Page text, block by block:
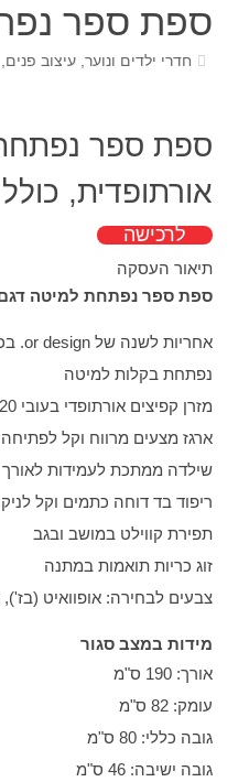
ספת ספר
חדרי ילדים ונוער,עיצוב פנים
ספת ספר
אורתופדית,
לרכישה
תיאור העסקה
ספת ספר נפתחת למיטה
אחריות לשנה של or design. בכפוף לתנאים ולמגבלות המפורטים בתעודת האחריות של or design
נפתחת בקלות למיטה
מזרן קפיצים אורתופדי בעובי 20 ס"מ עם מערכת קפיצי בונל לשמירה על בריאות הגב
ארגז מצעים מרווח וקל לפתיחה
שילדה ממתכת לעמידות לאורך
ריפוד בד דוחה כתמים וקל
תפירת קווילט במושב ובגב
זוג כריות תואמות במתנה
צבעים לבחירה: אופוואיט (בז'),
מידות במצב סגור
אורך: 190 ס"מ
עומק: 82 ס"מ
גובה כללי: 80 ס"מ
גובה ישיבה: 46 ס"מ